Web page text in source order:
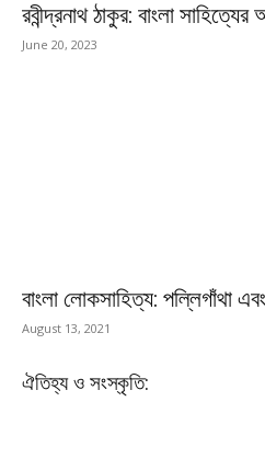
রবীন্দ্রনাথ ঠাকুর: বাংলা
June 20, 2023
বাংলা লোকসাহিত্য: পল্লিগাঁথা
August 13, 2021
ঐতিহ্য ও সংস্কৃতি: